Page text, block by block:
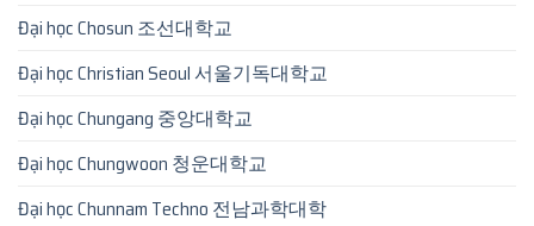
Đại học Chosun 조선대학교
Đại học Christian Seoul 서울기독대학교
Đại học Chungang 중앙대학교
Đại học Chungwoon 청운대학교
Đại học Chunnam Techno 전남과학대학